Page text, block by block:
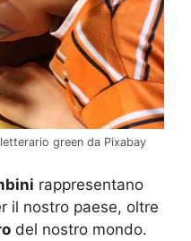
green da Pixabay
rappresentano
il nostro paese, oltre
del nostro mondo.